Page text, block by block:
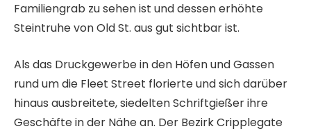
Familiengrab zu sehen ist und dessen erhöhte
Steintruhe von Old St. aus gut sichtbar ist.
Als das Druckgewerbe in den Höfen und Gassen
rund um die Fleet Street florierte und sich darüber
hinaus ausbreitete, siedelten Schriftgießer ihre
Geschäfte in der Nähe an. Der Bezirk Cripplegate